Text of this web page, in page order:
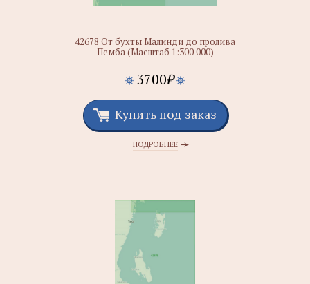
42678 От бухты Малинди до пролива
Пемба (Масштаб 1:300 000)
3700₽
Купить под заказ
ПОДРОБНЕЕ